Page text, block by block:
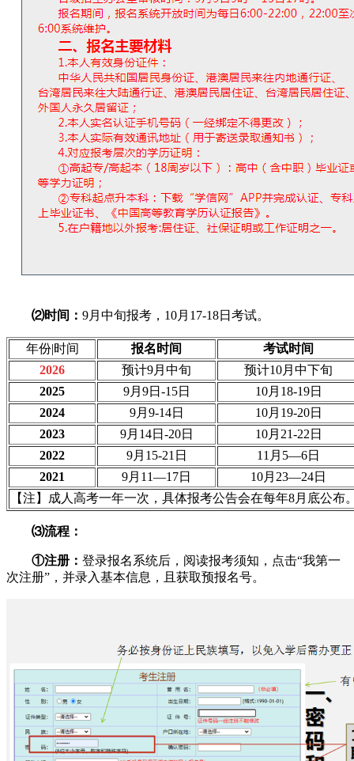
⑵时间： 9月中旬报考，10月17-18日考试。
年份|时间 报名时间
考试时间
2026
预计9月中旬
预计10月中下旬
2025
9月9日-15日
10月18-19日
2024
9月9-14日
10月19-20日
2023
9月14日-20日
10月21-22日
2022
9月15-21日
11月5—6日
2021
9月11—17日
10月23—24日
【注】成人高考一年一次，具体报考公告会在每年8月底公布
⑶流程：
①注册： 登录报名系统后，阅读报考须知，点击“我第一
次注册”，并录入基本信息，且获取预报名号。